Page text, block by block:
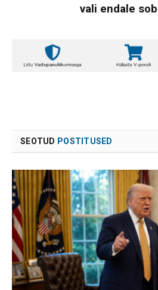
vali endale
SEOTUD POSTITUSED